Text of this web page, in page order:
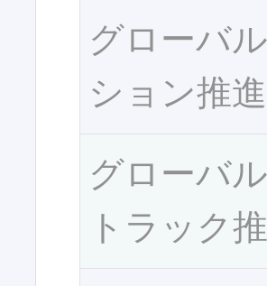
グローバ
ション推
グローバ
トラック